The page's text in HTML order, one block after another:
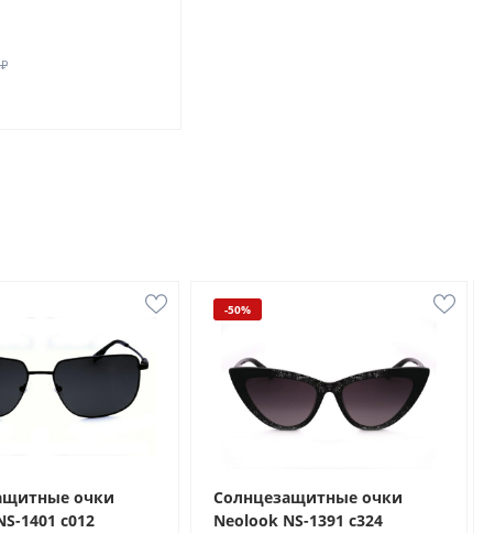
очки
1401 с012
-50%
Солнцезащитные очки
Neolook NS-1391 с324